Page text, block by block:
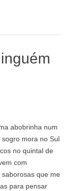
abobrinha num
mora no Sul
no quintal de
com
que me
para pensar